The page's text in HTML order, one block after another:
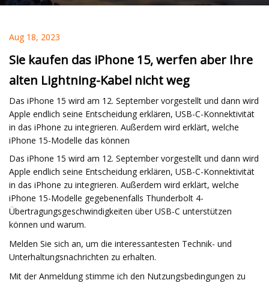
Aug 18, 2023
Sie kaufen das iPhone 15, werfen aber Ihre
alten Lightning-Kabel nicht weg
Das iPhone 15 wird am 12. September vorgestellt und dann wird
Apple endlich seine Entscheidung erklären, USB-C-Konnektivität
in das iPhone zu integrieren. Außerdem wird erklärt, welche
iPhone 15-Modelle das können
Das iPhone 15 wird am 12. September vorgestellt und dann wird
Apple endlich seine Entscheidung erklären, USB-C-Konnektivität
in das iPhone zu integrieren. Außerdem wird erklärt, welche
iPhone 15-Modelle gegebenenfalls Thunderbolt 4-
Übertragungsgeschwindigkeiten über USB-C unterstützen
können und warum.
Melden Sie sich an, um die interessantesten Technik- und
Unterhaltungsnachrichten zu erhalten.
Mit der Anmeldung stimme ich den Nutzungsbedingungen zu